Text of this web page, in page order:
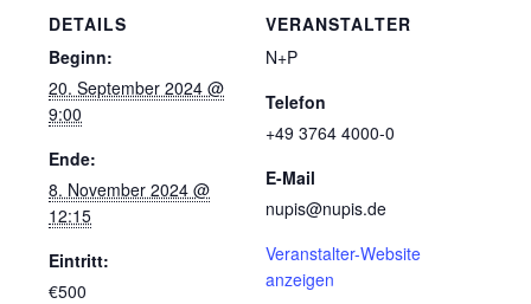
DETAILS
Beginn:
20. September 2024 @
9:00
Ende:
8. November 2024 @
12:15
Eintritt:
€500
VERANSTALTER
N+P
Telefon
+49 3764 4000-0
E-Mail
nupis@nupis.de
Veranstalter-Website
anzeigen